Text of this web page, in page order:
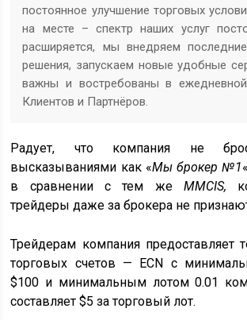
постоянное улучшение торговых
на месте – спектр наших услуг
расширяется, мы внедряем
решения, запускаем новые удобные
важны и востребованы в
Клиентов и Партнёров.
Радует, что компания не
высказываниями как «Мы брокер №1
в сравнении с тем же MMCIS,
трейдеры даже за брокера не
Трейдерам компания предоставляет
торговых счетов — ECN с
$100 и минимальным лотом 0.01
составляет $5 за торговый лот.